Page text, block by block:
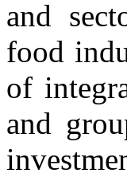
and
food
of
and